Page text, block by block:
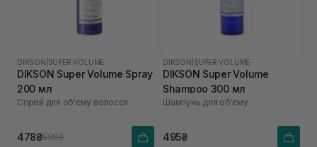
DIKSON SUPER VOLUME
DIKSON Super Volume Spray
200 мл
Спрей для об'єму волосся
478₴598₴
DIKSON SUPER VOLUME
DIKSON Super Volume
Shampoo 300 мл
Шампунь для об'єму
495₴